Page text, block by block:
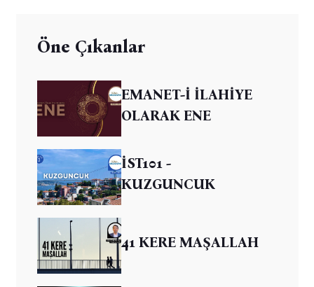
Öne Çıkanlar
EMANET-İ İLAHİYE
OLARAK ENE
İST101 -
KUZGUNCUK
41 KERE MAŞALLAH